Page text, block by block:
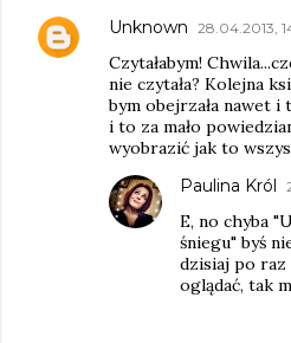
Unknown 28.04.2013,
Czytałabym!
nie czytała? Kolejna
bym obejrzała nawet i
i to za mało
wyobrazić jak to
Paulina Król
E, no chyba
śniegu" byś
dzisiaj po raz
oglądać, tak